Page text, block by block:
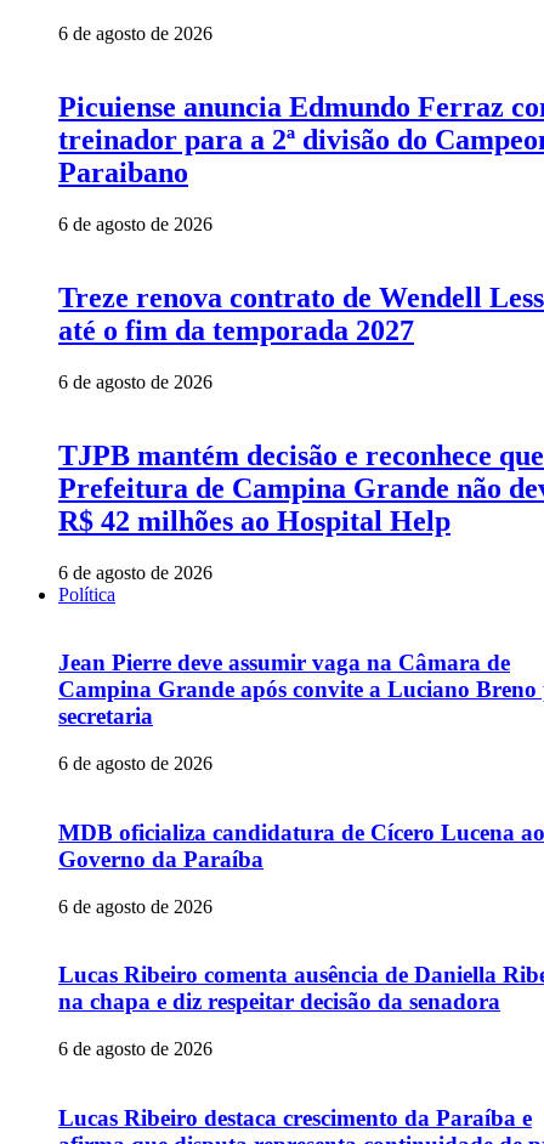
6 de agosto de 2026
Picuiense anuncia Edmundo Ferraz
treinador para a 2ª divisão do
Paraibano
6 de agosto de 2026
Treze renova contrato de Wendell
até o fim da temporada 2027
6 de agosto de 2026
TJPB mantém decisão e reconhece que
Prefeitura de Campina Grande não
R$ 42 milhões ao Hospital Help
6 de agosto de 2026
Política
Jean Pierre deve assumir vaga na Câmara de
Campina Grande após convite a Luciano Breno
secretaria
6 de agosto de 2026
MDB oficializa candidatura de Cícero Lucena ao
Governo da Paraíba
6 de agosto de 2026
Lucas Ribeiro comenta ausência de Daniella
na chapa e diz respeitar decisão da senadora
6 de agosto de 2026
Lucas Ribeiro destaca crescimento da Paraíba e